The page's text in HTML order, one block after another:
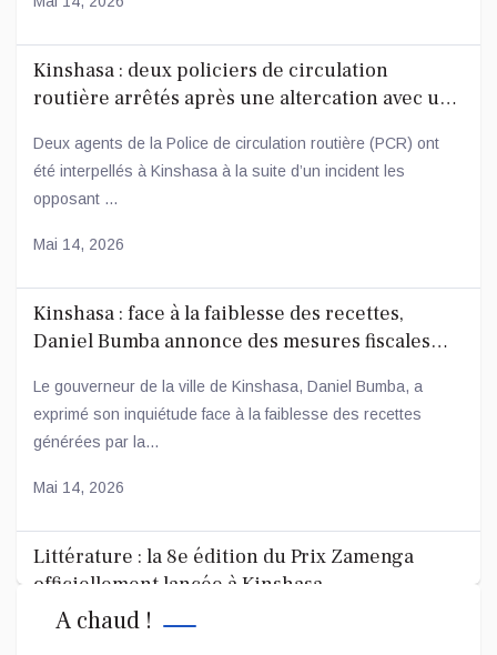
Kinshasa : deux policiers de circulation
routière arrêtés après une altercation avec un
Deux agents de la Police de circulation routière (PCR) ont
été interpellés à Kinshasa à la suite d’un incident les
opposant ...
Mai 14, 2026
Kinshasa : face à la faiblesse des recettes,
Daniel Bumba annonce des mesures fiscales
Le gouverneur de la ville de Kinshasa, Daniel Bumba, a
exprimé son inquiétude face à la faiblesse des recettes
générées par la...
Mai 14, 2026
Littérature : la 8e édition du Prix Zamenga
officiellement lancée à Kinshasa
La 8e édition du concours littéraire « Prix Zamenga » a été
A chaud !